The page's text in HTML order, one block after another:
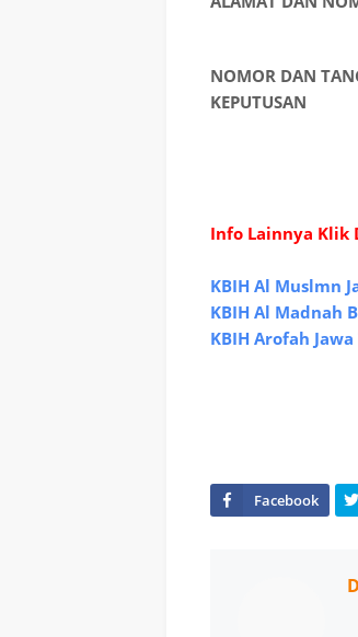
NOMOR DAN
KEPUTUSAN
Info Lainnya Klik
KBIH Al Muslmn
KBIH Al Madnah
KBIH Arofah